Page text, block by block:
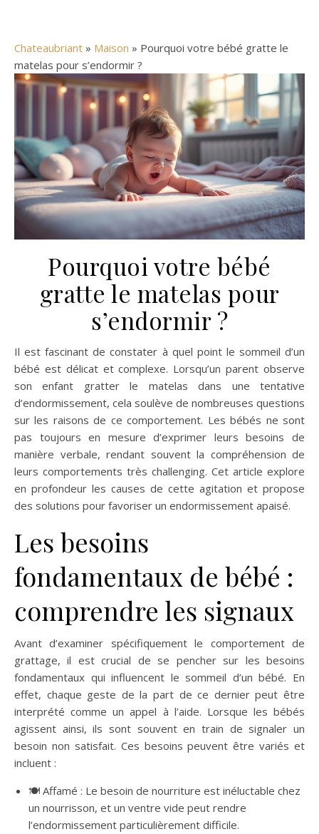
Chateaubriant » Maison » Pourquoi votre bébé gratte le
matelas pour s’endormir ?
Pourquoi votre bébé
gratte le matelas pour
s’endormir ?
Il est fascinant de constater à quel point le sommeil d’un
bébé est délicat et complexe. Lorsqu’un parent observe
son enfant gratter le matelas dans une tentative
d’endormissement, cela soulève de nombreuses questions
sur les raisons de ce comportement. Les bébés ne sont
pas toujours en mesure d’exprimer leurs besoins de
manière verbale, rendant souvent la compréhension de
leurs comportements très challenging. Cet article explore
en profondeur les causes de cette agitation et propose
des solutions pour favoriser un endormissement apaisé.
Les besoins
fondamentaux de bébé :
comprendre les signaux
Avant d’examiner spécifiquement le comportement de
grattage, il est crucial de se pencher sur les besoins
fondamentaux qui influencent le sommeil d’un bébé. En
effet, chaque geste de la part de ce dernier peut être
interprété comme un appel à l’aide. Lorsque les bébés
agissent ainsi, ils sont souvent en train de signaler un
besoin non satisfait. Ces besoins peuvent être variés et
incluent :
🍽️ Affamé : Le besoin de nourriture est inéluctable chez
un nourrisson, et un ventre vide peut rendre
l’endormissement particulièrement difficile.